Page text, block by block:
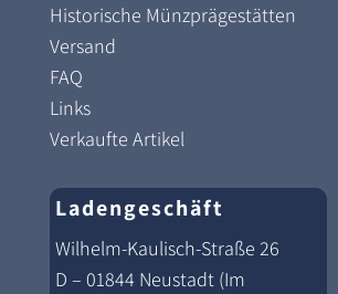
Historische Münzprägestätten
Versand
FAQ
Links
Verkaufte Artikel
Ladengeschäft
Wilhelm-Kaulisch-Straße 26
D – 01844 Neustadt (Im